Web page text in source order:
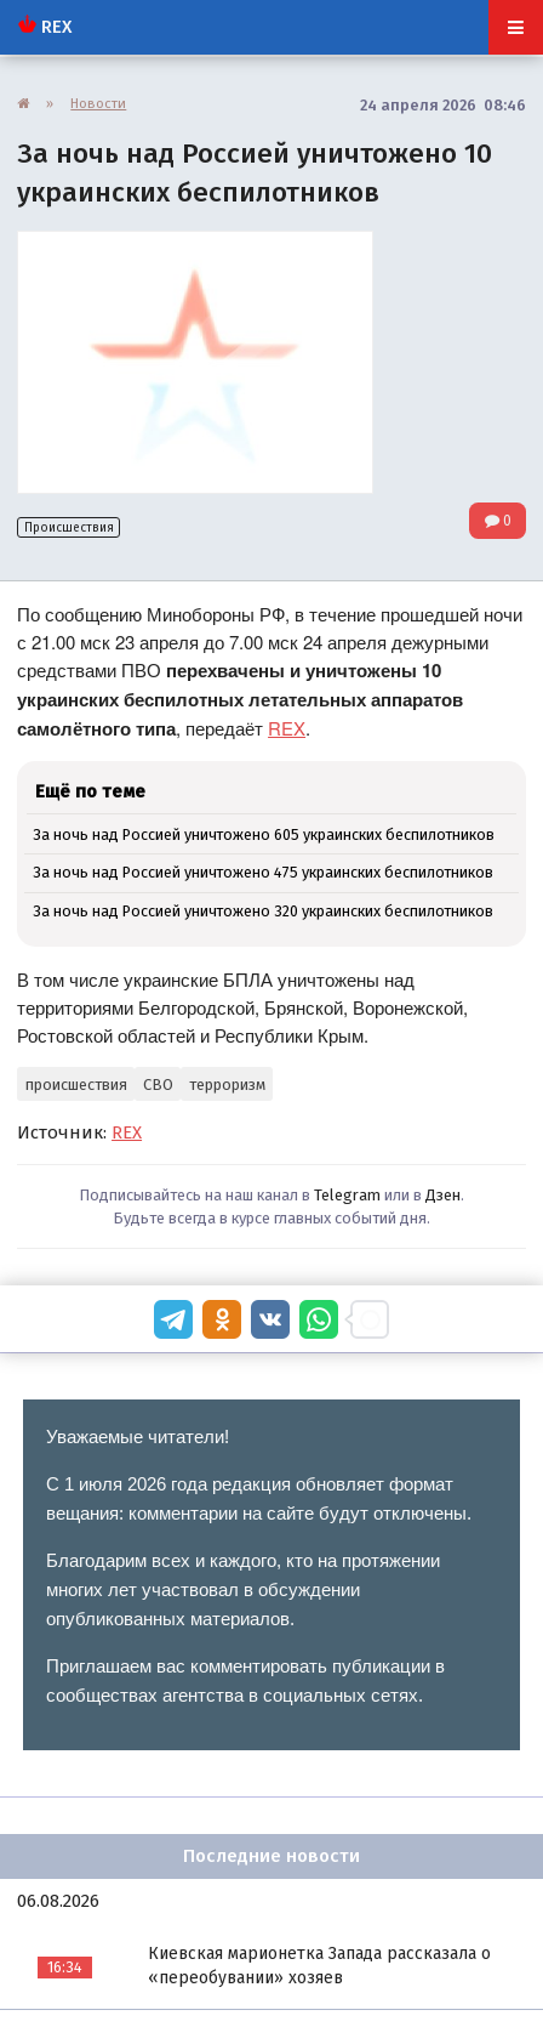
REX
» Новости 24 апреля 2026 08:46
За ночь над Россией уничтожено 10
украинских беспилотников
Происшествия 0
По сообщению Минобороны РФ, в течение прошедшей ночи
с 21.00 мск 23 апреля до 7.00 мск 24 апреля дежурными
средствами ПВО перехвачены и уничтожены 10
украинских беспилотных летательных аппаратов
самолётного типа, передаёт REX.
Ещё по теме
За ночь над Россией уничтожено 605 украинских беспилотников
За ночь над Россией уничтожено 475 украинских беспилотников
За ночь над Россией уничтожено 320 украинских беспилотников
В том числе украинские БПЛА уничтожены над
территориями Белгородской, Брянской, Воронежской,
Ростовской областей и Республики Крым.
происшествия СВО терроризм
Источник: REX
Подписывайтесь на наш канал в Telegram или в Дзен.
Будьте всегда в курсе главных событий дня.
Уважаемые читатели!
С 1 июля 2026 года редакция обновляет формат
вещания: комментарии на сайте будут отключены.
Благодарим всех и каждого, кто на протяжении
многих лет участвовал в обсуждении
опубликованных материалов.
Приглашаем вас комментировать публикации в
сообществах агентства в социальных сетях.
Последние новости
06.08.2026
16:34
Киевская марионетка Запада рассказала о
«переобувании» хозяев